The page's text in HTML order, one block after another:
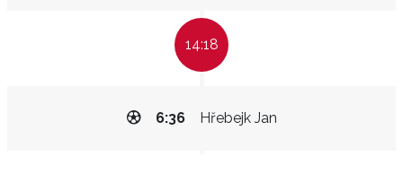
14:18
Hřebejk Jan
6:36